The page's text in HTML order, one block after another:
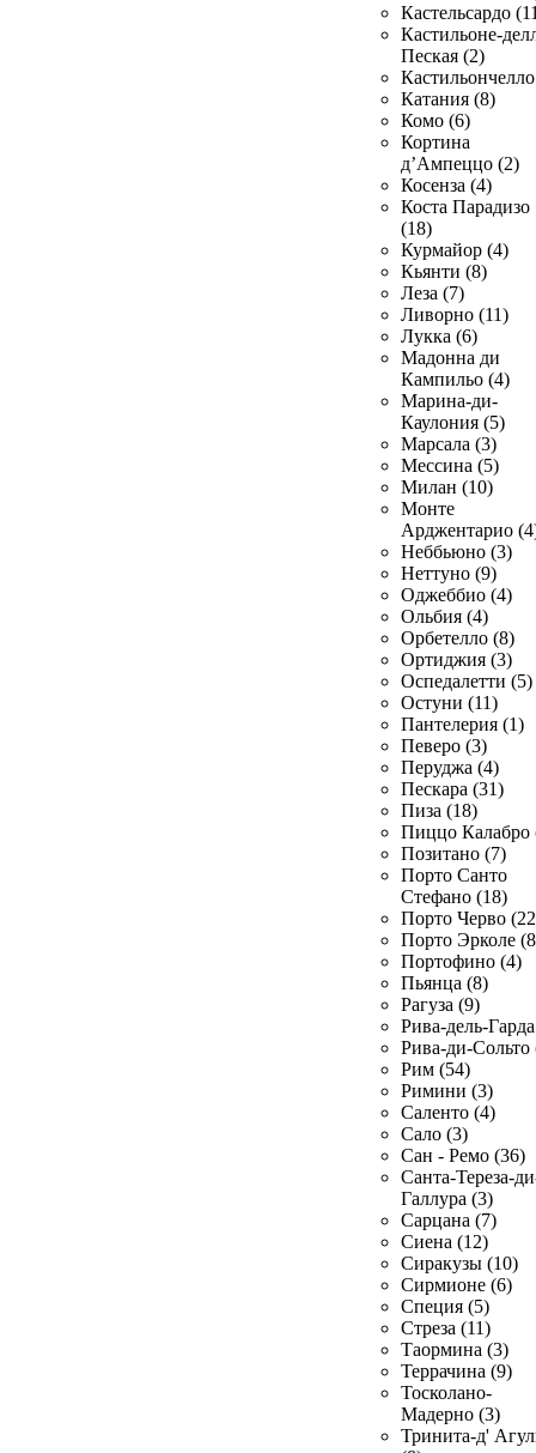
Кастельсардо
Кастильоне-
Пеская (2)
Катания (8)
Комо (6)
Кортина
д’Ампеццо (2)
Косенза (4)
Коста Парадизо
(18)
Курмайор (4)
Кьянти (8)
Леза (7)
Ливорно (11)
Лукка (6)
Мадонна ди
Кампильо (4)
Марина-ди-
Каулония (5)
Марсала (3)
Мессина (5)
Милан (10)
Монте
Арджентарио
Неббьюно (3)
Неттуно (9)
Оджеббио (4)
Ольбия (4)
Орбетелло (8)
Ортиджия (3)
Оспедалетти (5)
Остуни (11)
Пантелерия (1)
Певеро (3)
Перуджа (4)
Пескара (31)
Пиза (18)
Пиццо Калабро
Позитано (7)
Порто Санто
Стефано (18)
Порто Черво
Порто Эрколе
Портофино (4)
Пьянца (8)
Рагуза (9)
Рива-дель-
Рива-ди-Сольто
Рим (54)
Римини (3)
Саленто (4)
Сало (3)
Сан - Ремо (36)
Санта-Тереза-
Галлура (3)
Сарцана (7)
Сиена (12)
Сиракузы (10)
Сирмионе (6)
Специя (5)
Стреза (11)
Таормина (3)
Террачина (9)
Тосколано-
Мадерно (3)
Тринита-д'